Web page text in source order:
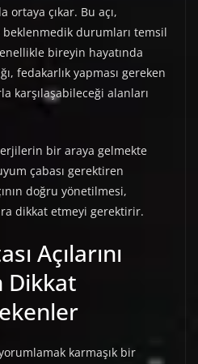
ortaya çıkar. Bu açı,
durumları temsil
bireyin hayatında
fedakarlık yapması gereken
karşılaşabileceği alanları
bir araya gelmekte
çabası gerektiren
doğru yönetilmesi,
dikkat etmeyi gerektirir.
Açılarını
Dikkat
karmaşık bir